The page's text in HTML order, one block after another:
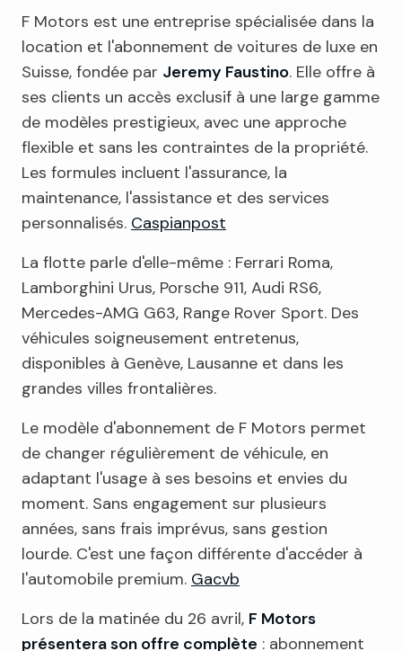
F Motors est une entreprise spécialisée dans la
location et l'abonnement de voitures de luxe en
Suisse, fondée par Jeremy Faustino. Elle offre à
ses clients un accès exclusif à une large gamme
de modèles prestigieux, avec une approche
flexible et sans les contraintes de la propriété.
Les formules incluent l'assurance, la
maintenance, l'assistance et des services
personnalisés. Caspianpost
La flotte parle d'elle-même : Ferrari Roma,
Lamborghini Urus, Porsche 911, Audi RS6,
Mercedes-AMG G63, Range Rover Sport. Des
véhicules soigneusement entretenus,
disponibles à Genève, Lausanne et dans les
grandes villes frontalières.
Le modèle d'abonnement de F Motors permet
de changer régulièrement de véhicule, en
adaptant l'usage à ses besoins et envies du
moment. Sans engagement sur plusieurs
années, sans frais imprévus, sans gestion
lourde. C'est une façon différente d'accéder à
l'automobile premium. Gacvb
Lors de la matinée du 26 avril, F Motors
présentera son offre complète : abonnement